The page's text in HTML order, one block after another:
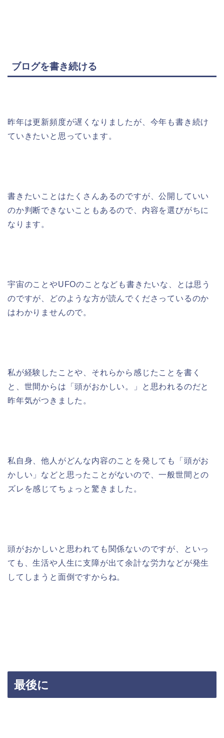
ブログを書き続ける
昨年は更新頻度が遅くなりましたが、今年も書き続け
ていきたいと思っています。
書きたいことはたくさんあるのですが、公開していい
のか判断できないこともあるので、内容を選びがちに
なります。
宇宙のことやUFOのことなども書きたいな、とは思う
のですが、どのような方が読んでくださっているのか
はわかりませんので。
私が経験したことや、それらから感じたことを書く
と、世間からは「頭がおかしい。」と思われるのだと
昨年気がつきました。
私自身、他人がどんな内容のことを発しても「頭がお
かしい」などと思ったことがないので、一般世間との
ズレを感じてちょっと驚きました。
頭がおかしいと思われても関係ないのですが、といっ
ても、生活や人生に支障が出て余計な労力などが発生
してしまうと面倒ですからね。
最後に